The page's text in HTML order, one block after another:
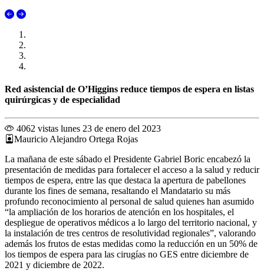
Red asistencial de O’Higgins reduce tiempos de espera en listas
quirúrgicas y de especialidad
4062 vistas lunes 23 de enero del 2023
Mauricio Alejandro Ortega Rojas
La mañana de este sábado el Presidente Gabriel Boric encabezó la
presentación de medidas para fortalecer el acceso a la salud y reducir
tiempos de espera, entre las que destaca la apertura de pabellones
durante los fines de semana, resaltando el Mandatario su más
profundo reconocimiento al personal de salud quienes han asumido
“la ampliación de los horarios de atención en los hospitales, el
despliegue de operativos médicos a lo largo del territorio nacional, y
la instalación de tres centros de resolutividad regionales”, valorando
además los frutos de estas medidas como la reducción en un 50% de
los tiempos de espera para las cirugías no GES entre diciembre de
2021 y diciembre de 2022.